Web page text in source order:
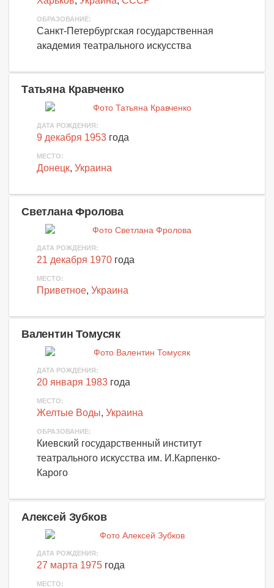
ОБРАЗОВАНИЕ:
Санкт-Петербургская государственная
академия театрального искусства
Татьяна Кравченко
ДАТА РОЖДЕНИЯ:
9 декабря 1953 года
МЕСТО:
Донецк, Украина
Светлана Фролова
ДАТА РОЖДЕНИЯ:
21 декабря 1970 года
МЕСТО:
Приветное, Украина
Валентин Томусяк
ДАТА РОЖДЕНИЯ:
20 января 1983 года
МЕСТО:
Желтые Воды, Украина
ОБРАЗОВАНИЕ:
Киевский государственный институт
театрального искусства им. И.Карпенко-
Карого
Алексей Зубков
ДАТА РОЖДЕНИЯ:
27 марта 1975 года
МЕСТО: